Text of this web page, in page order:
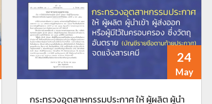
24
May
กระทรวงอุตสาหกรรมประกาศ ให้ ผู้ผลิต ผู้นำ